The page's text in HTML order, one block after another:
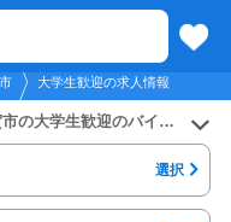
メニュー
大学生歓迎の求人情報
アルバイト・パートの求人募集情報
選択